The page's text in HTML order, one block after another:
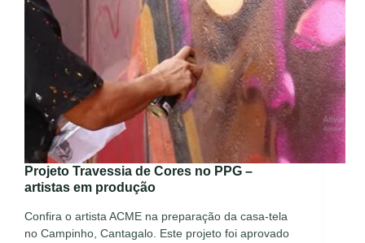
Projeto Travessia de Cores no PPG –
artistas em produção
Confira o artista ACME na preparação da casa-tela
no Campinho, Cantagalo. Este projeto foi aprovado